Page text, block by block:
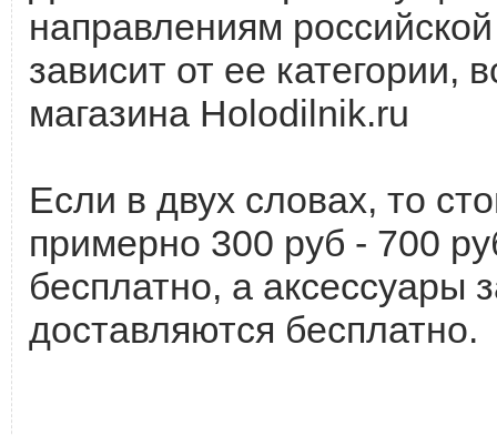
направлениям
зависит от ее категории,
магазина Holodilnik.ru
Если в двух словах, то
примерно 300 руб - 700
бесплатно, а аксессуары
доставляются бесплатно.